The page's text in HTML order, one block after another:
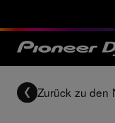
Zurück zu den